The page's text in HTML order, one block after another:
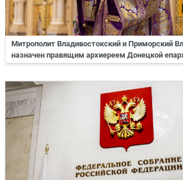
Митрополит Владивостокский и Приморский
назначен правящим архиереем Донецкой